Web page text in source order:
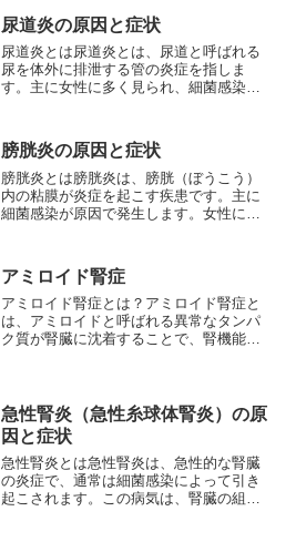
尿道炎の原因と症状
尿道炎とは尿道炎とは、尿道と呼ばれる
尿を体外に排泄する管の炎症を指しま
す。主に女性に多く見られ、細菌感染が
感染を引き起こします。尿道炎の症状に
は、排尿時の痛みや刺激感、...
膀胱炎の原因と症状
膀胱炎とは膀胱炎は、膀胱（ぼうこう）
内の粘膜が炎症を起こす疾患です。主に
細菌感染が原因で発生します。女性に多
排尿時の痛みや刺激感、残尿感、尿のに
おいや色の変化などがあり...
アミロイド腎症
アミロイド腎症とは？アミロイド腎症と
は、アミロイドと呼ばれる異常なタンパ
ク質が腎臓に沈着することで、腎機能が
ミロイド腎症の原因は、大...
急性腎炎（急性糸球体腎炎）の原
因と症状
急性腎炎とは急性腎炎は、急性的な腎臓
の炎症で、通常は細菌感染によって引き
起こされます。この病気は、腎臓の組織